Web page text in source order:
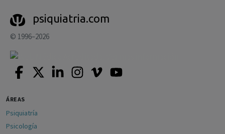
psiquiatria.com
© 1996–2026
ÁREAS
Psiquiatría
Psicología